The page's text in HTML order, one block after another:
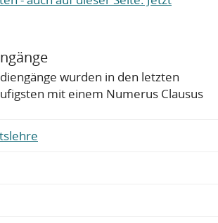
wurden in den letzten
mit einem Numerus Clausus